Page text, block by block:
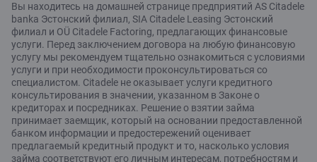
Вы находитесь на домашней странице предприятий AS Citadele
banka Эстонский филиал, SIA Citadele Leasing Эстонский
филиал и OÜ Citadele Factoring, предлагающих финансовые
услуги. Перед заключением договора на любую финансовую
услугу мы рекомендуем тщательно ознакомиться с условиями
услуги и при необходимости проконсультироваться со
специалистом. Citadele не оказывает услуги кредитного
консультирования в значении, указанном в Законе о
кредиторах и посредниках. Решение о взятии займа
принимает заемщик, который на основании предоставленной
банком информации и предостережений оценивает
предлагаемый кредитный продукт и то, насколько условия
займа соответствуют его личным интересам, потребностям и